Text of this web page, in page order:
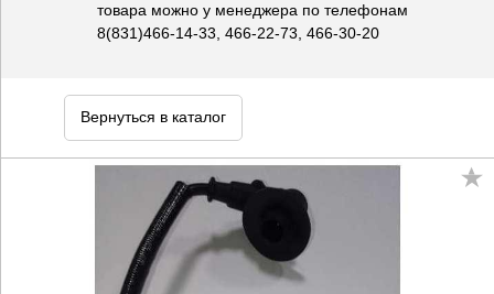
товара можно у менеджера по телефонам
8(831)466-14-33, 466-22-73, 466-30-20
Вернуться в каталог